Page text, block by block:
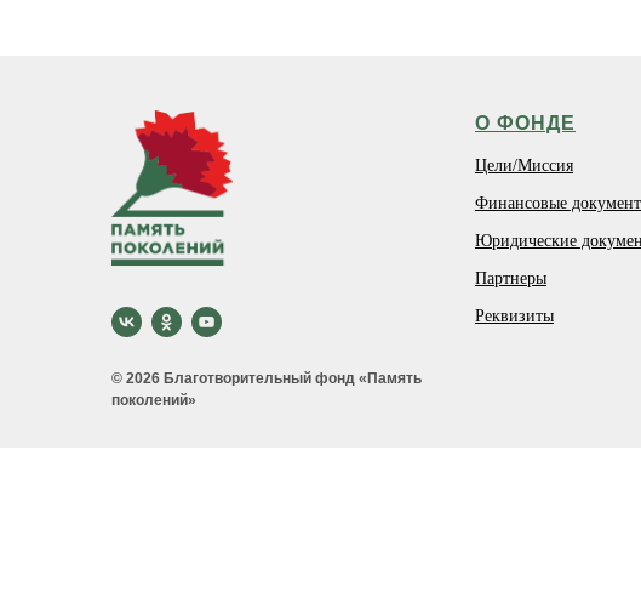
© 2026 Благотворительный фонд «Память
поколений»
О ФОНДЕ
Цели/Миссия
Финансовые
Юридические
Партнеры
Реквизиты